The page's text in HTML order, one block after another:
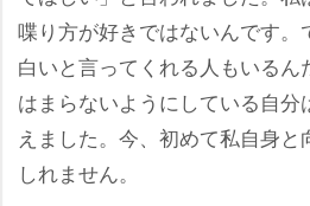
喋り方が好きではないんです
白いと言ってくれる人もいる
はまらないようにしている自分
えました。今、初めて私自身
しれません。